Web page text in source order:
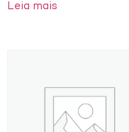
Leia mais